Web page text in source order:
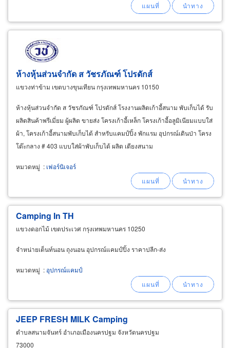
ห้างหุ้นส่วนจำกัด ส วัชรภัณฑ์ โปรดักส์
แขวงท่าข้าม เขตบางขุนเทียน กรุงเทพมหานคร 10150
ห้างหุ้นส่วนจำกัด ส วัชรภัณฑ์ โปรดักส์ โรงงานผลิตเก้าอี้สนาม พับเก็บได้ รับ
ผลิตสินค้าพรีเมี่ยม ผู้ผลิต ขายส่ง โครงเก้าอี้เหล็ก โครงเก้าอี้อลูมิเนียมแบบใส่
ผ้า, โครงเก้าอี้สนามพับเก็บได้ สำหรับแคมป์ปิ้ง พักแรม อุปกรณ์เดินป่า โครง
โต๊ะกลาง # 403 แบบใส่ผ้าพับเก็บได้ ผลิต เตียงสนาม
หมวดหมู่ : เฟอร์นิเจอร์
Camping In TH
แขวงดอกไม้ เขตประเวศ กรุงเทพมหานคร 10250
จำหน่ายเต็นท์นอน ถุงนอน อุปกรณ์แคมป์ปิ้ง ราคาปลีก-ส่ง
หมวดหมู่ : อุปกรณ์แคมป์
JEEP FRESH MILK Camping
ตำบลสนามจันทร์ อำเภอเมืองนครปฐม จังหวัดนครปฐม
73000